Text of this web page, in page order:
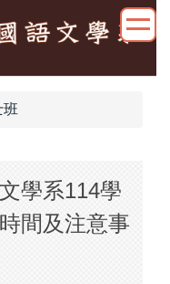
班
學系114學
間及注意事